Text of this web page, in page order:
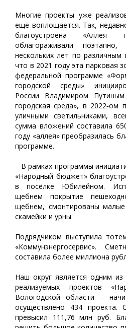
Многие проекты уже
ещё воплощается. Так,
благоустроена «Аллея
облагораживали
нескольких лет по
что в 2021 году эта парковая
федеральной программе
городской среды»
России Владимиром
городская среда», в 2022‑ом
уличными светильниками,
сумма вложений составила
году «аллея» преобразилась
программе.
– В рамках программы
«Народный бюджет»
в посёлке Юбилейном.
щебнем покрытие
щебнем, смонтированы
скамейки и урны.
Подрядчиком выступила
«Коммунэнергосервис».
составила более миллиона
Наш округ является одним из
реализуемых проектов
Вологодской области –
осуществлено 434 проекта.
превысил 111,76 млн руб.